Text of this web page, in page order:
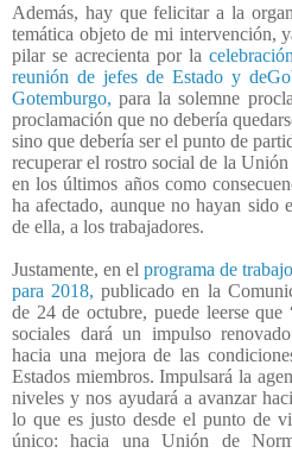
Además, hay que felicitar a la
temática objeto de mi intervención,
pilar se acrecienta por la
reunión de jefes de Estado y
Gotemburgo, para la solemne
proclamación que no debería
sino que debería ser el punto de
recuperar el rostro social de la
en los últimos años como
ha afectado, aunque no hayan sido
de ella, a los trabajadores.
Justamente, en el programa de
para 2018, publicado en la
de 24 de octubre, puede leerse
sociales dará un impulso
hacia una mejora de las
Estados miembros. Impulsará la
niveles y nos ayudará a avanzar
lo que es justo desde el punto de
único: hacia una Unión de